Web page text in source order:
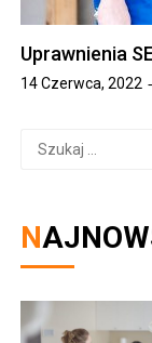
Uprawnienia
14 Czerwca, 2022
Szukaj: